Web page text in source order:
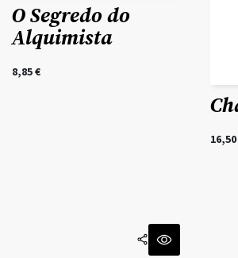
O Segredo do
Alquimista
8,85€
16,50